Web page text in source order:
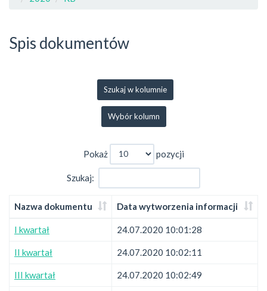
Spis dokumentów
Szukaj w kolumnie
Wybór kolumn
Pokaż pozycji
Szukaj:
Nazwa dokumentu Data wytworzenia informacji
I kwartał 24.07.2020 10:01:28
II kwartał 24.07.2020 10:02:11
III kwartał 24.07.2020 10:02:49